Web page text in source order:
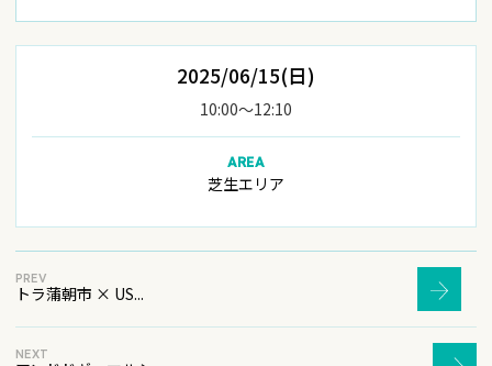
2025/06/15(日)
10:00〜12:10
AREA
芝生エリア
PREV
トラ蒲朝市 × US...
NEXT